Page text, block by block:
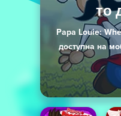
то
Papa Louie:
доступна на